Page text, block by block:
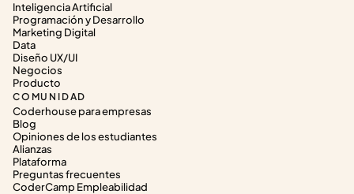
Inteligencia Artificial
Programación y Desarrollo
Marketing Digital
Data
Diseño UX/UI
Negocios
Producto
COMUNIDAD
Coderhouse para empresas
Blog
Opiniones de los estudiantes
Alianzas
Plataforma
Preguntas frecuentes
CoderCamp Empleabilidad